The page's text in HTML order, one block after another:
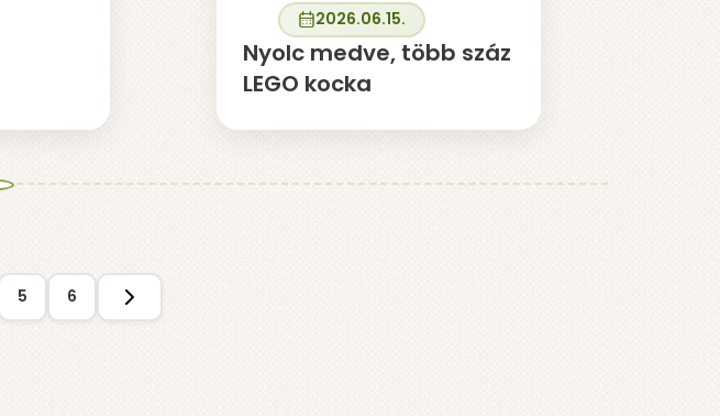
2026.06.15.
Nyolc medve, több száz
LEGO kocka
5 6